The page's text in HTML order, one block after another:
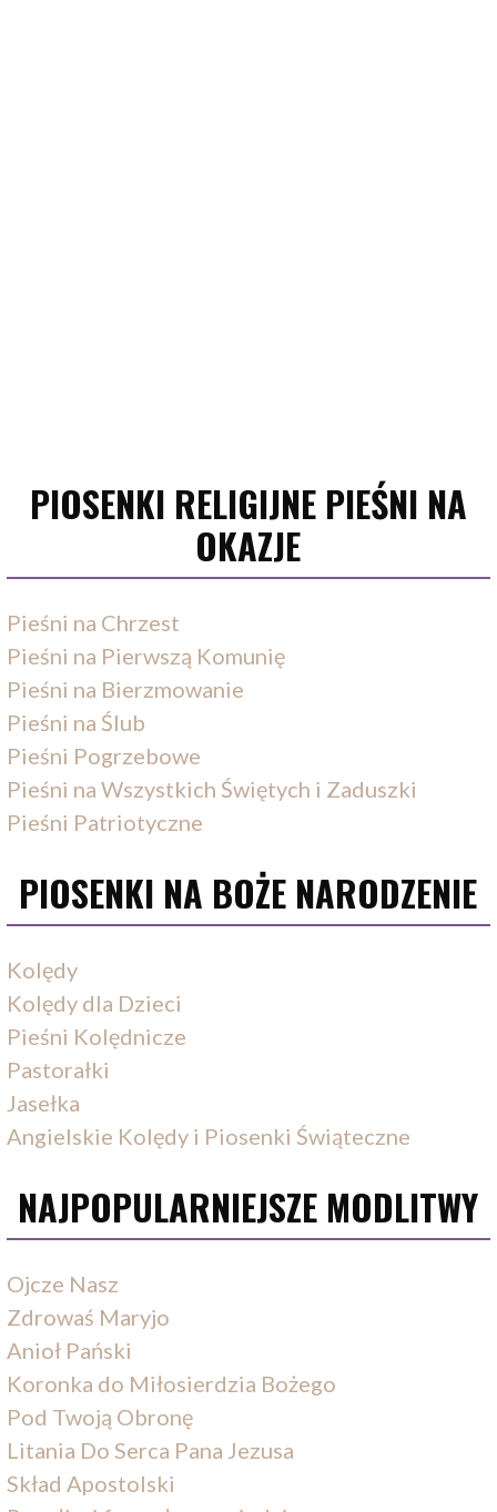
PIOSENKI RELIGIJNE PIEŚNI NA
OKAZJE
Pieśni na Chrzest
Pieśni na Pierwszą Komunię
Pieśni na Bierzmowanie
Pieśni na Ślub
Pieśni Pogrzebowe
Pieśni na Wszystkich Świętych i Zaduszki
Pieśni Patriotyczne
PIOSENKI NA BOŻE NARODZENIE
Kolędy
Kolędy dla Dzieci
Pieśni Kolędnicze
Pastorałki
Jasełka
Angielskie Kolędy i Piosenki Świąteczne
NAJPOPULARNIEJSZE MODLITWY
Ojcze Nasz
Zdrowaś Maryjo
Anioł Pański
Koronka do Miłosierdzia Bożego
Pod Twoją Obronę
Litania Do Serca Pana Jezusa
Skład Apostolski